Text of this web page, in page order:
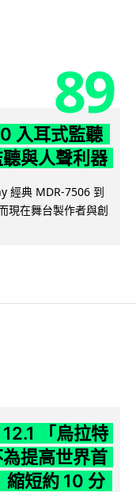
89
入耳式監聽
與人聲利器
經典 MDR-7506 到
現在舞台製作者與創
「烏拉特
提高世界首
縮短約 10 分